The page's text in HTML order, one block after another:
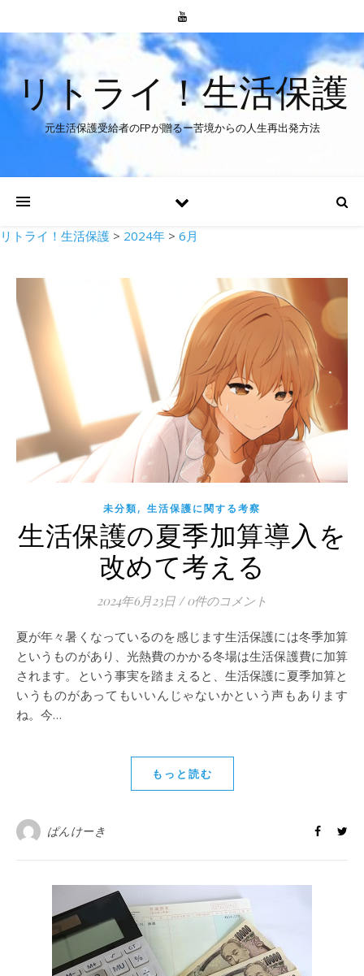
リトライ！生活保護
元生活保護受給者のFPが贈るー苦境からの人生再出発方法
リトライ！生活保護 > 2024年 > 6月
未分類, 生活保護に関する考察
生活保護の夏季加算導入を
改めて考える
2024年6月23日 / 0件のコメント
夏が年々暑くなっているのを感じます生活保護には冬季加算
というものがあり、光熱費のかかる冬場は生活保護費に加算
されます。という事実を踏まえると、生活保護に夏季加算と
いうものがあってもいいんじゃないかという声もあります
ね。今…
もっと読む
ぱんけーき